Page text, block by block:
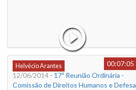
Helvécio Arantes
00:07:05
12/06/2014 - 17ª Reunião Ordinária -
Comissão de Direitos Humanos e Defesa